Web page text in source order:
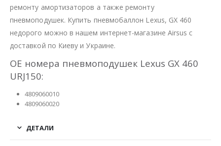
ремонту амортизаторов а также ремонту
пневмоподушек. Купить пневмобаллон Lexus, GX 460
недорого можно в нашем интернет-магазине Airsus с
доставкой по Киеву и Украине.
OE номера пневмоподушек Lexus GX 460
URJ150:
4809060010
4809060020
ДЕТАЛИ